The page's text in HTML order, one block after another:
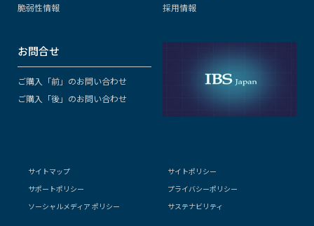
脆弱性情報
採用情報
お問合せ
ご購入「前」のお問い合わせ
ご購入「後」のお問い合わせ
サイトマップ
サイトポリシー
サポートポリシー
プライバシーポリシー
ソーシャルメディア ポリシー
サステナビリティ